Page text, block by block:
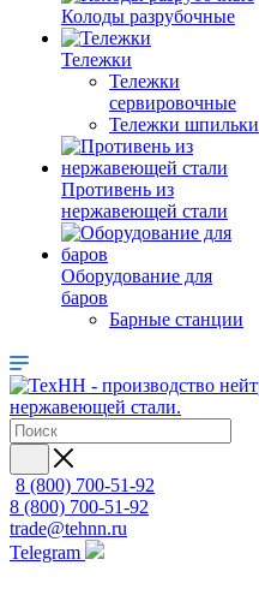
Колоды разрубочные
Тележки
Тележки
сервировочные
Тележки шпильки
Противень из
нержавеющей стали
Оборудование для
баров
Барные станции
8 (800) 700-51-92
8 (800) 700-51-92
trade@tehnn.ru
Telegram